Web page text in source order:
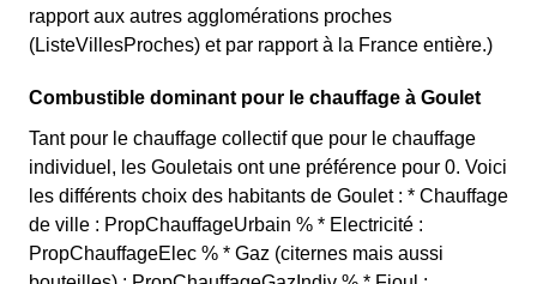
rapport aux autres agglomérations proches
(ListeVillesProches) et par rapport à la France entière.)
Combustible dominant pour le chauffage à Goulet
Tant pour le chauffage collectif que pour le chauffage
individuel, les Gouletais ont une préférence pour 0. Voici
les différents choix des habitants de Goulet : * Chauffage
de ville : PropChauffageUrbain % * Electricité :
PropChauffageElec % * Gaz (citernes mais aussi